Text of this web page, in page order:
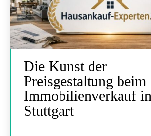
Die Kunst der
Preisgestaltung beim
Immobilienverkauf in
Stuttgart